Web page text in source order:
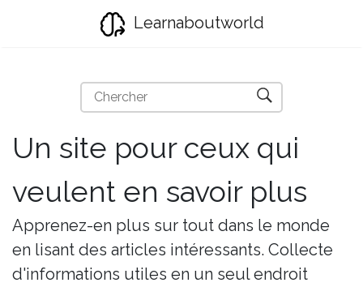
Learnaboutworld
Un site pour ceux qui
veulent en savoir plus
Apprenez-en plus sur tout dans le monde
en lisant des articles intéressants. Collecte
d'informations utiles en un seul endroit